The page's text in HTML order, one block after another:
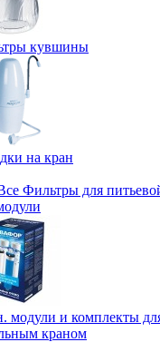
кувшины
на кран
Фильтры для
модули и комплекты
краном